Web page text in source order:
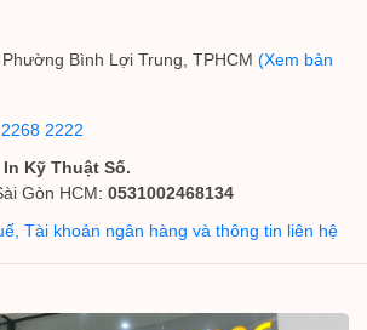
Bình Lợi Trung, TPHCM (Xem bản
2222
Kỹ Thuật Số.
Gòn HCM: 0531002468134
Tài khoản ngân hàng và thông tin liên hệ